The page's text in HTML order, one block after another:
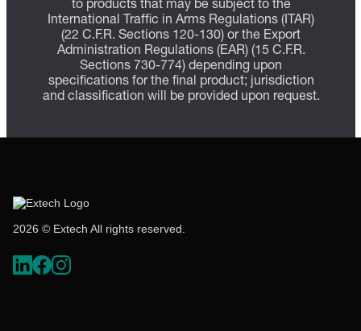
to products that may be subject to the
International Traffic in Arms Regulations (ITAR)
(22 C.F.R. Sections 120-130) or the Export
Administration Regulations (EAR) (15 C.F.R.
Sections 730-774) depending upon
specifications for the final product; jurisdiction
and classification will be provided upon request.
2026 © Extech All rights reserved.